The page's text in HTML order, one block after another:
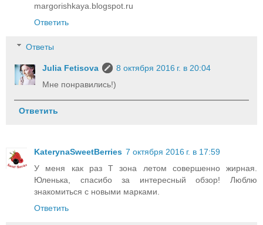
margorishkaya.blogspot.ru
Ответить
Ответы
Julia Fetisova
8 октября 2016 г. в 20:04
Мне понравились!)
Ответить
KaterynaSweetBerries 7 октября 2016 г. в 17:59
У меня как раз Т зона летом совершенно жирная.
Юленька, спасибо за интересный обзор! Люблю
знакомиться с новыми марками.
Ответить